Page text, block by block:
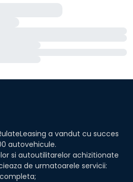
a vandut cu succes
autovehicule.
si autoutilitarelor achizitionate
de urmatoarele servicii: